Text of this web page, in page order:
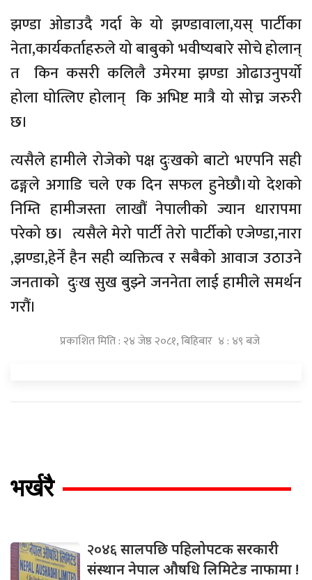
झण्डा ओडाउदै गर्दा के यो झण्डावाला,यस् पार्टीका
नेता,कार्यकर्ताहरुले यो बाबुको भवीष्यबारे सोचे होलान्
त किन कसरी कलिलै उमेरमा झण्डा ओढाउनुपर्यो
होला घोत्लिए होलान् कि अभिष्ट मात्रै यो सोच्न जरुरी
छ।
त्यसैले हामीले रोजेको पक्ष दुःखको बाटो भएपनि सही
ढङ्गले अगाडि चले एक दिन सफल हुनेछौ।यो देशको
निम्ति हामीजस्ता लाखौं नेपालीको ज्यान धारापमा
परेको छ। त्यसैले मेरो पार्टी तेरो पार्टीको एजेण्डा,नारा
,झण्डा,हेर्ने हैन सही व्यक्तित्व र सबैको आवाज उठाउने
जनताको दुःख सुख बुझ्ने जननेता लाई हामीले समर्थन
गरौं।
प्रकाशित मिति : २४ जेष्ठ २०८१, बिहिबार ४ : ४९ बजे
भर्खरै
२०४६सालपछि पहिलोपटक सरकारी
संस्थान नेपाल औषधि लिमिटेड नाफामा !